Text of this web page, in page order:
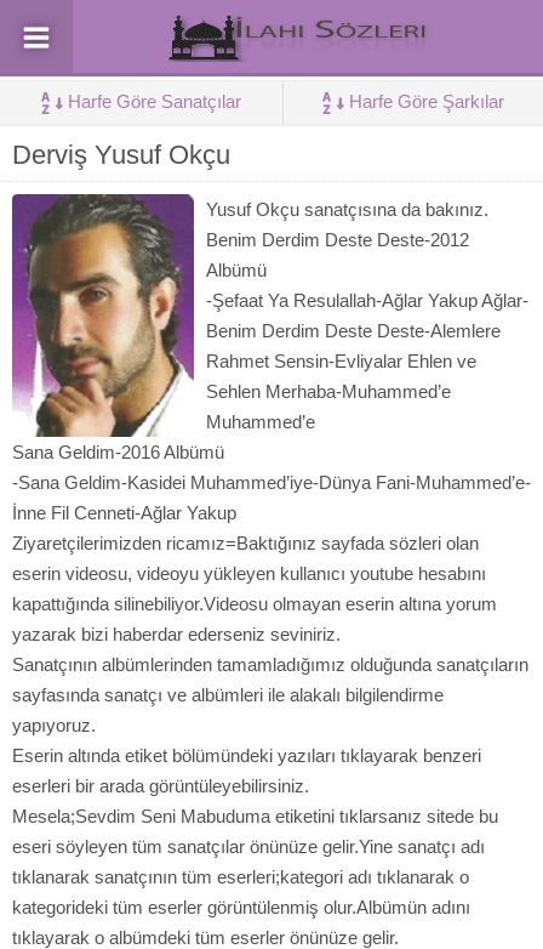
Harfe Göre Sanatçılar Harfe Göre Şarkılar
Derviş Yusuf Okçu
Yusuf Okçu sanatçısına da bakınız.
Benim Derdim Deste Deste-2012
Albümü
-Şefaat Ya Resulallah-Ağlar Yakup Ağlar-
Benim Derdim Deste Deste-Alemlere
Rahmet Sensin-Evliyalar Ehlen ve
Sehlen Merhaba-Muhammed’e
Muhammed’e
Sana Geldim-2016 Albümü
-Sana Geldim-Kasidei Muhammed’iye-Dünya Fani-Muhammed’e-
İnne Fil Cenneti-Ağlar Yakup
Ziyaretçilerimizden ricamız=Baktığınız sayfada sözleri olan
eserin videosu, videoyu yükleyen kullanıcı youtube hesabını
kapattığında silinebiliyor.Videosu olmayan eserin altına yorum
yazarak bizi haberdar ederseniz seviniriz.
Sanatçının albümlerinden tamamladığımız olduğunda sanatçıların
sayfasında sanatçı ve albümleri ile alakalı bilgilendirme
yapıyoruz.
Eserin altında etiket bölümündeki yazıları tıklayarak benzeri
eserleri bir arada görüntüleyebilirsiniz.
Mesela;Sevdim Seni Mabuduma etiketini tıklarsanız sitede bu
eseri söyleyen tüm sanatçılar önünüze gelir.Yine sanatçı adı
tıklanarak sanatçının tüm eserleri;kategori adı tıklanarak o
kategorideki tüm eserler görüntülenmiş olur.Albümün adını
tıklayarak o albümdeki tüm eserler önünüze gelir.